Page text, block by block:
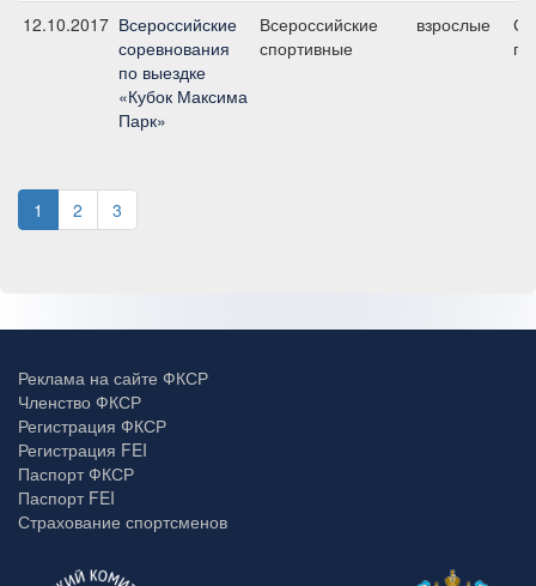
12.10.2017 Всероссийские
соревнования
по выездке
«Кубок Максима
Парк»
Всероссийские
спортивные
взрослые
1 2 3
Реклама на сайте ФКСР
Членство ФКСР
Регистрация ФКСР
Регистрация FEI
Паспорт ФКСР
Паспорт FEI
Страхование спортсменов